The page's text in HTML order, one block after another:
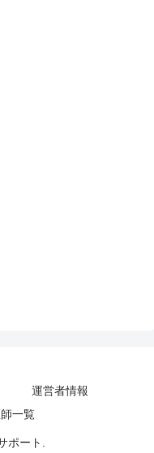
運営者情報
一覧
ポート.